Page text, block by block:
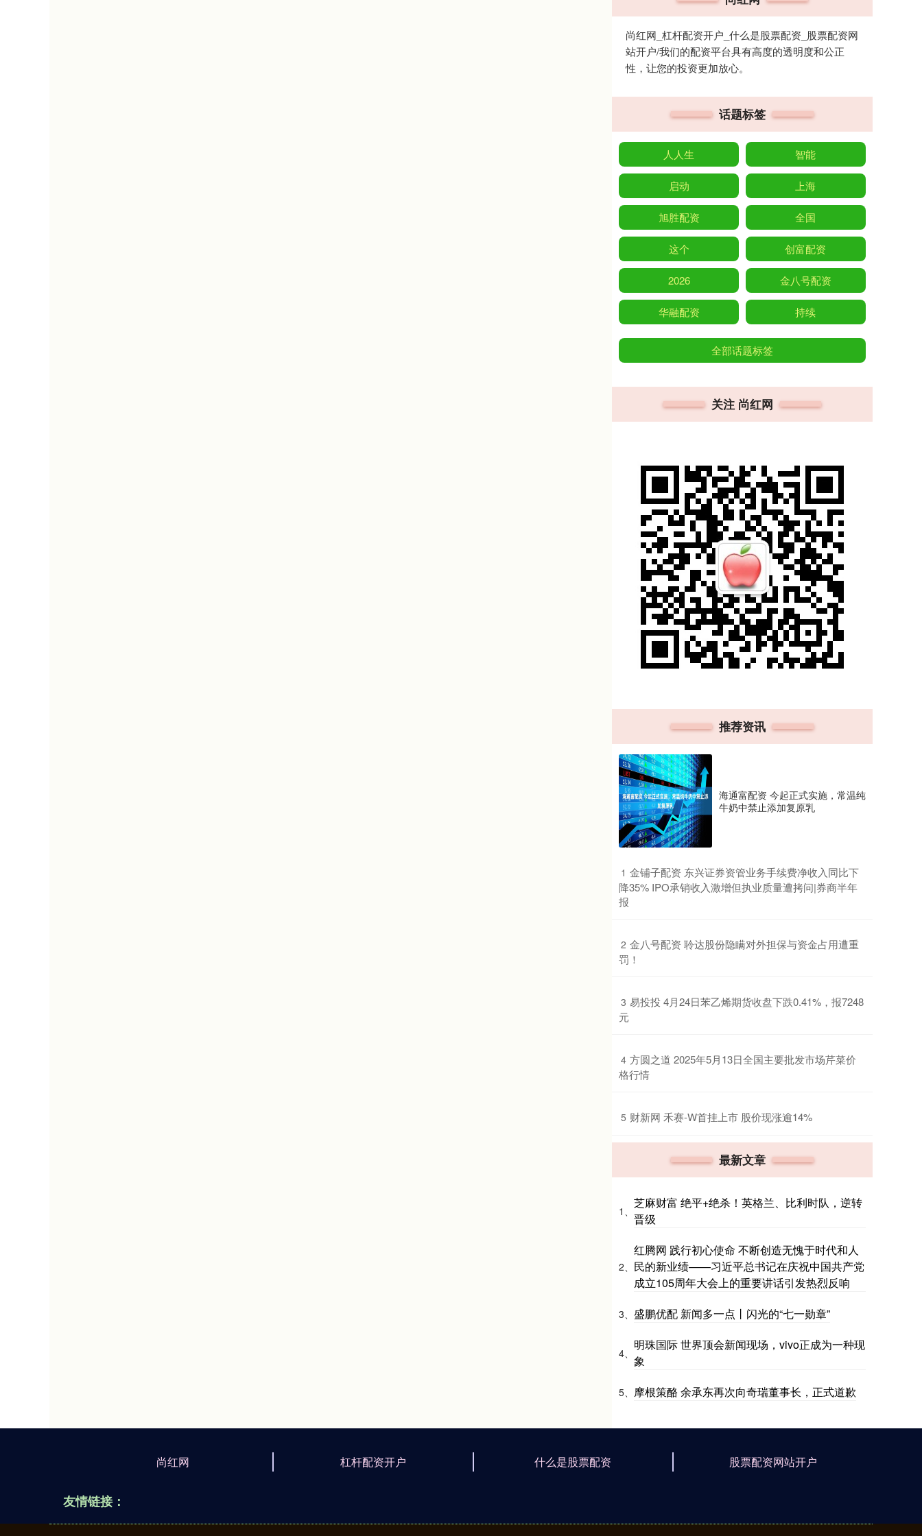
尚红网_杠杆配资开户_什么是股票配资_股票配资网
站开户/我们的配资平台具有高度的透明度和公正
性，让您的投资更加放心。
话题标签
人人生 智能
启动 上海
旭胜配资 全国
这个 创富配资
2026 金八号配资
华融配资 持续
全部话题标签
关注 尚红网
推荐资讯
海通富配资 今起正式实施，常温纯
牛奶中禁止添加复原乳
1 ​金铺子配资 东兴证券资管业务手续费净收入同比下
降35% IPO承销收入激增但执业质量遭拷问|券商半年
报
2 ​金八号配资 聆达股份隐瞒对外担保与资金占用遭重
罚！
3 ​易投投 4月24日苯乙烯期货收盘下跌0.41%，报7248
元
4 ​方圆之道 2025年5月13日全国主要批发市场芹菜价
格行情
5 ​财新网 禾赛-W首挂上市 股价现涨逾14%
最新文章
1、
芝麻财富 绝平+绝杀！英格兰、比利时队，逆转
晋级
2、
红腾网 践行初心使命 不断创造无愧于时代和人
民的新业绩——习近平总书记在庆祝中国共产党
成立105周年大会上的重要讲话引发热烈反响
3、 盛鹏优配 新闻多一点丨闪光的“七一勋章”
4、
明珠国际 世界顶会新闻现场，vivo正成为一种现
象
5、 摩根策酪 余承东再次向奇瑞董事长，正式道歉
尚红网 杠杆配资开户 什么是股票配资 股票配资网站开户
友情链接：